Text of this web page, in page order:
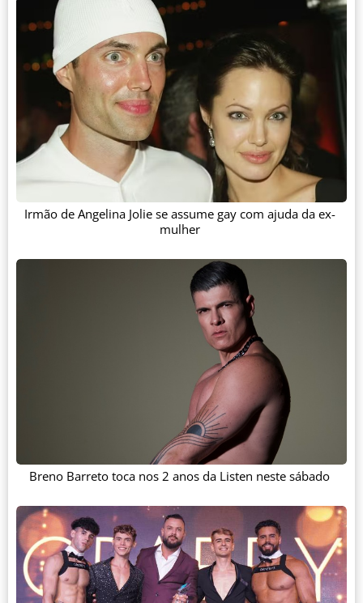
Irmão de Angelina Jolie se assume gay com ajuda da ex-
mulher
Breno Barreto toca nos 2 anos da Listen neste sábado